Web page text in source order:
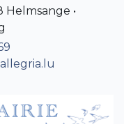
Helmsange •